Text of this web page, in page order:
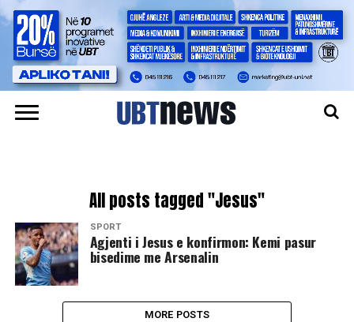
All posts tagged "Jesus"
SPORT
Agjenti i Jesus e konfirmon: Kemi pasur
bisedime me Arsenalin
MORE POSTS